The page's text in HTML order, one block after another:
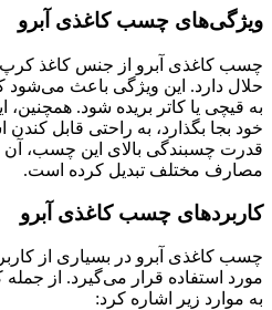
ویژگی‌های چسب کاغذی آبرو
چسب کاغذی آبرو از جنس کاغذ کرپ
حلال دارد. این ویژگی باعث می‌شود
به قیچی یا کاتر بریده شود. همچنین،
خود بجا بگذارد، به راحتی قابل
قدرت چسبندگی بالای این چسب، آن
مصارف مختلف تبدیل کرده است.
کاربردهای چسب کاغذی آبرو
چسب کاغذی آبرو در بسیاری از
مورد استفاده قرار می‌گیرد. از
به موارد زیر اشاره کرد: